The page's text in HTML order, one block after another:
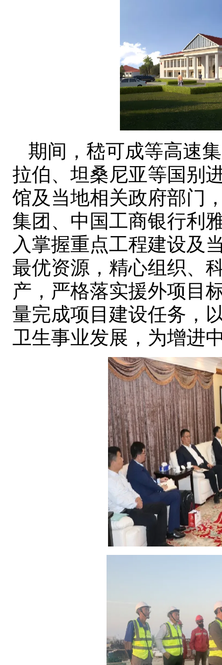
期间，嵇可成等高速
拉伯、坦桑尼亚等国别
馆及当地相关政府部门
集团、中国工商银行利
入掌握重点工程建设及
最优资源，精心组织、
产，严格落实援外项目
量完成项目建设任务，
卫生事业发展，为增进